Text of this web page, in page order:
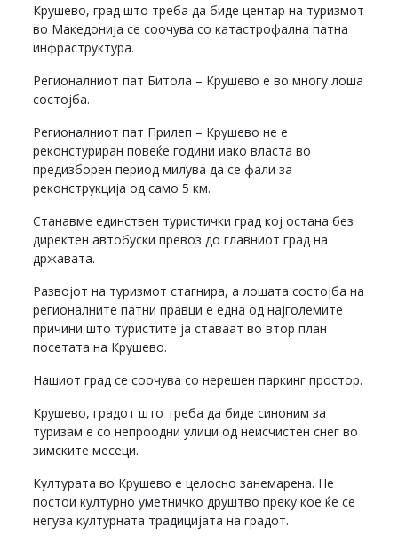
Крушево, град што треба да биде центар на туризмот
во Македонија се соочува со катастрофална патна
инфраструктура.
Регионалниот пат Битола – Крушево е во многу лоша
состојба.
Регионалниот пат Прилеп – Крушево не е
реконстуриран повеќе години иако власта во
предизборен период милува да се фали за
реконструкција од само 5 км.
Станавме единствен туристички град кој остана без
директен автобуски превоз до главниот град на
државата.
Развојот на туризмот стагнира, а лошата состојба на
регионалните патни правци е една од најголемите
причини што туристите ја ставаат во втор план
посетата на Крушево.
Нашиот град се соочува со нерешен паркинг простор.
Крушево, градот што треба да биде синоним за
туризам е со непроодни улици од неисчистен снег во
зимските месеци.
Културата во Крушево е целосно занемарена. Не
постои културно уметничко друштво преку кое ќе се
негува културната традицијата на градот.